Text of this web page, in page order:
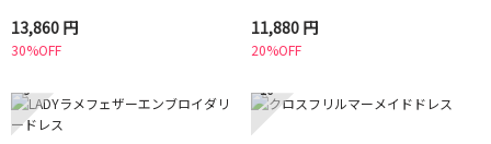
13,860 円
30%OFF
11,880 円
20%OFF
9 10